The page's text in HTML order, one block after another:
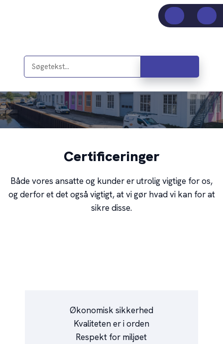
Certificeringer​
Både vores ansatte og kunder er utrolig vigtige for os,
og derfor et det også vigtigt, at vi gør hvad vi kan for at
sikre disse.​
Økonomisk sikkerhed
Kvaliteten er i orden
Respekt for miljøet